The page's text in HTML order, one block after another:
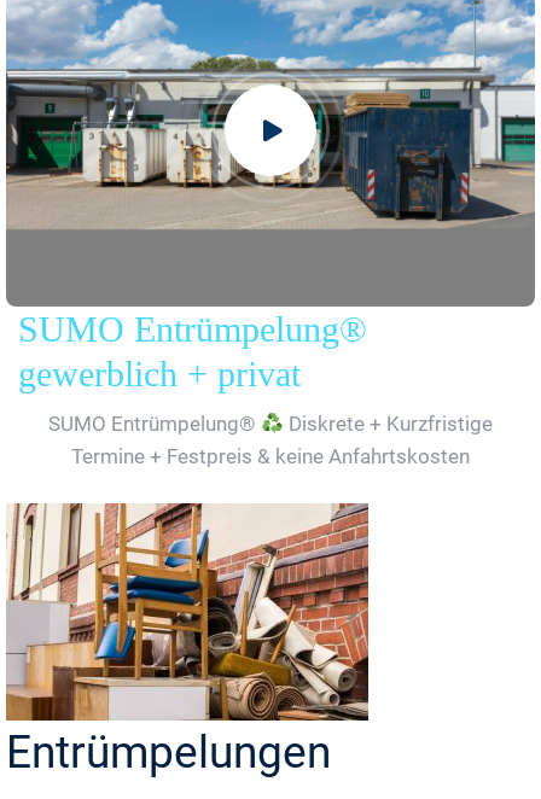
SUMO Entrümpelung®
gewerblich + privat
SUMO Entrümpelung®
Diskrete + Kurzfristige
Termine + Festpreis & keine Anfahrtskosten
Entrümpelungen